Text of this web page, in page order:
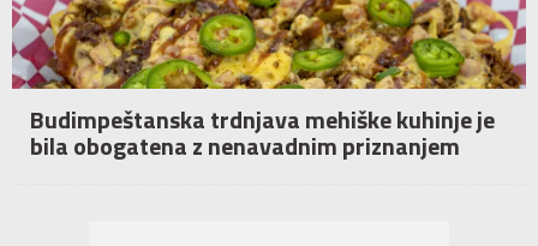
Budimpeštanska trdnjava mehiške kuhinje je
bila obogatena z nenavadnim priznanjem